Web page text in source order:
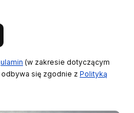
(w zakresie dotyczącym
się zgodnie z Polityką